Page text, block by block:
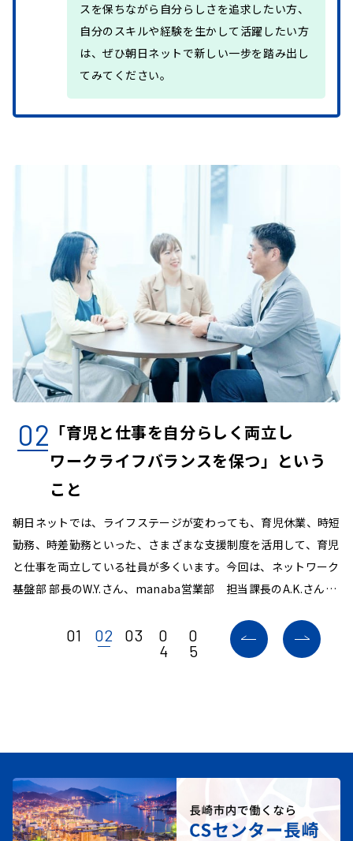
スを保ちながら自分らしさを追求したい方、
自分のスキルや経験を生かして活躍したい方
は、ぜひ朝日ネットで新しい一步を踏み出し
てみてください。
02 「育児と仕事を自分らしく両立し
ワークライフバランスを保つ」という
こと
朝日ネットでは、ライフステージが変わっても、育児休業、時短
勤務、時差勤務といった、さまざまな支援制度を活用して、育児
と仕事を両立している社員が多くいます。今回は、ネットワーク
基盤部 部長のW.Y.さん、manaba営業部 担当課長のA.K.さん、
働き方や安心して働ける職場環境についてお話を聞きました。
01 02 03
0
4
0
5